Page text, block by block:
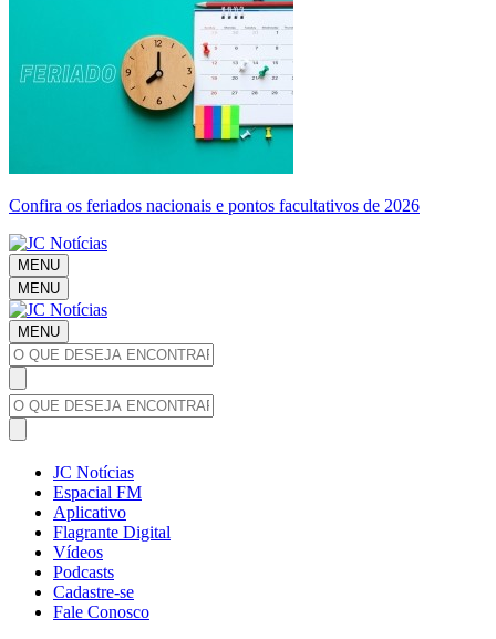
Confira os feriados nacionais e pontos facultativos de 2026
MENU
MENU
MENU
JC Notícias
Espacial FM
Aplicativo
Flagrante Digital
Vídeos
Podcasts
Cadastre-se
Fale Conosco